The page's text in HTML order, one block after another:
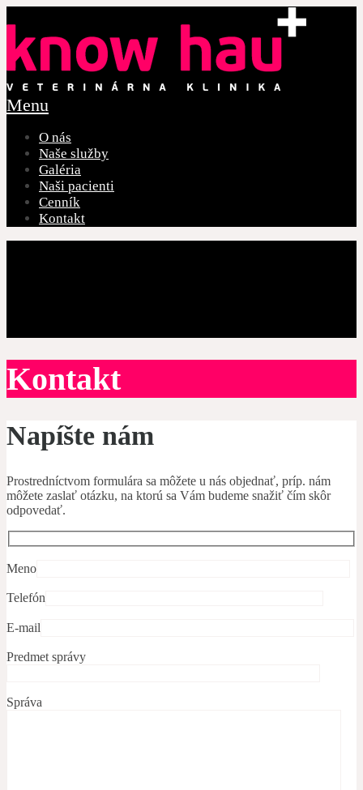
Menu
O nás
Naše služby
Galéria
Naši pacienti
Cenník
Kontakt
Kontakt
Napíšte nám
Prostredníctvom formulára sa môžete u nás objednať, príp. nám
môžete zaslať otázku, na ktorú sa Vám budeme snažiť čím skôr
odpovedať.
Meno
Telefón
E-mail
Predmet správy
Správa